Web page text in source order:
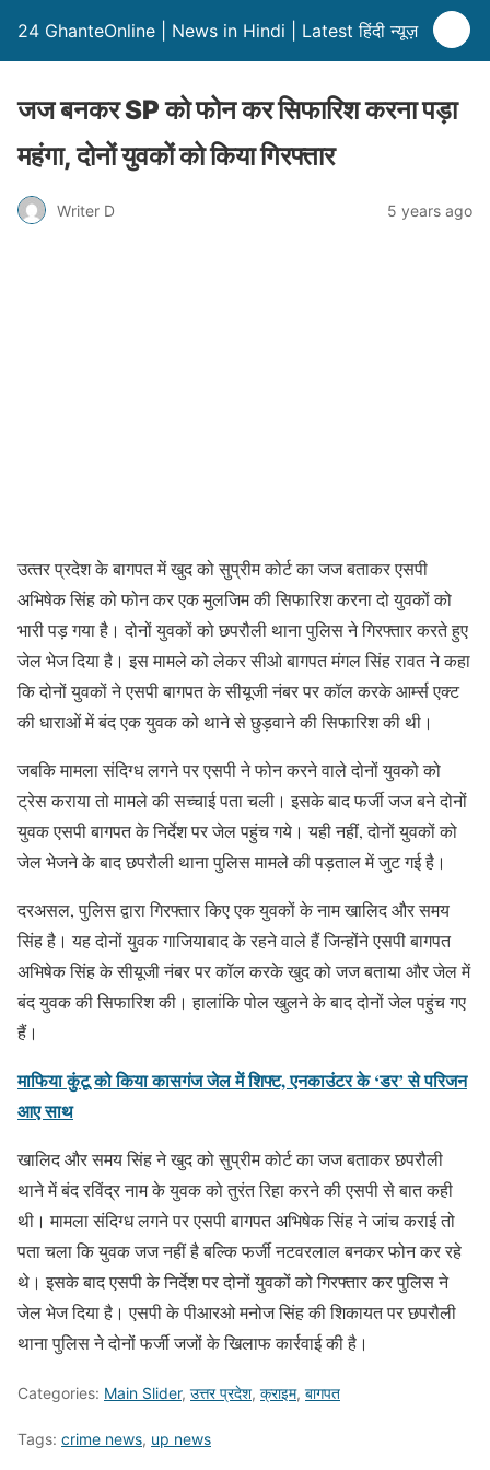
24 GhanteOnline | News in Hindi | Latest हिंदी न्यूज़
जज बनकर SP को फोन कर सिफारिश करना पड़ा
महंगा, दोनों युवकों को किया गिरफ्तार
Writer D 5 years ago
उत्‍तर प्रदेश के बागपत में खुद को सुप्रीम कोर्ट का जज बताकर एसपी
अभिषेक सिंह को फोन कर एक मुलजिम की सिफारिश करना दो युवकों को
भारी पड़ गया है। दोनों युवकों को छपरौली थाना पुलिस ने गिरफ्तार करते हुए
जेल भेज दिया है। इस मामले को लेकर सीओ बागपत मंगल सिंह रावत ने कहा
कि दोनों युवकों ने एसपी बागपत के सीयूजी नंबर पर कॉल करके आर्म्स एक्ट
की धाराओं में बंद एक युवक को थाने से छुड़वाने की सिफारिश की थी।
जबकि मामला संदिग्ध लगने पर एसपी ने फोन करने वाले दोनों युवको को
ट्रेस कराया तो मामले की सच्चाई पता चली। इसके बाद फर्जी जज बने दोनों
युवक एसपी बागपत के निर्देश पर जेल पहुंच गये। यही नहीं, दोनों युवकों को
जेल भेजने के बाद छपरौली थाना पुलिस मामले की पड़ताल में जुट गई है।
दरअसल, पुलिस द्वारा गिरफ्तार किए एक युवकों के नाम खालिद और समय
सिंह है। यह दोनों युवक गाजियाबाद के रहने वाले हैं जिन्होंने एसपी बागपत
अभिषेक सिंह के सीयूजी नंबर पर कॉल करके खुद को जज बताया और जेल में
बंद युवक की सिफारिश की। हालांकि पोल खुलने के बाद दोनों जेल पहुंच गए
हैं।
माफिया कुंटू को किया कासगंज जेल में शिफ्ट, एनकाउंटर के ‘डर’ से परिजन
आए साथ
खालिद और समय सिंह ने खुद को सुप्रीम कोर्ट का जज बताकर छपरौली
थाने में बंद रविंद्र नाम के युवक को तुरंत रिहा करने की एसपी से बात कही
थी। मामला संदिग्ध लगने पर एसपी बागपत अभिषेक सिंह ने जांच कराई तो
पता चला कि युवक जज नहीं है बल्कि फर्जी नटवरलाल बनकर फोन कर रहे
थे। इसके बाद एसपी के निर्देश पर दोनों युवकों को गिरफ्तार कर पुलिस ने
जेल भेज दिया है। एसपी के पीआरओ मनोज सिंह की शिकायत पर छपरौली
थाना पुलिस ने दोनों फर्जी जजों के खिलाफ कार्रवाई की है।
Categories: Main Slider, उत्तर प्रदेश, क्राइम, बागपत
Tags: crime news, up news